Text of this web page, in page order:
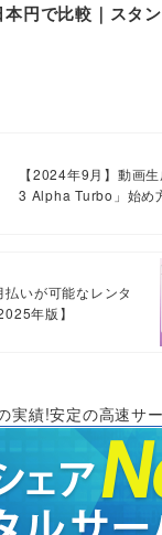
円で比較｜スタ
【2024年9月】動画
3 Alpha Turbo」始め
払いが可能なレンタ
年版】
実績!安定の高速サ